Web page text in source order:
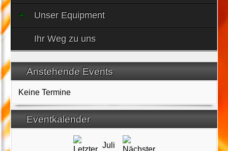
Unser Equipment
Ihr Weg zu uns
Anstehende Events
Keine Termine
Eventkalender
Juli